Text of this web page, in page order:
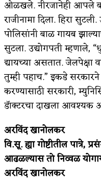
ओळखले. नीरजानेही आपले
राजीनामा दिला. हिरा
पोलिसांनी बाळ गायब
सुटला. उद्योगपती म्हणाले,
द्यायच्या असतात. जेलपेक्षा
तुम्ही पहाच.” इकडे
करण्यासाठी सरकारी,
डॅाक्टरचा दाखला आवश्यक
अरविंद खानोलकर
वि.सू. ह्या गोष्टीतील
आढळल्यास तो निव्वळ
अरविंद खानोलकर